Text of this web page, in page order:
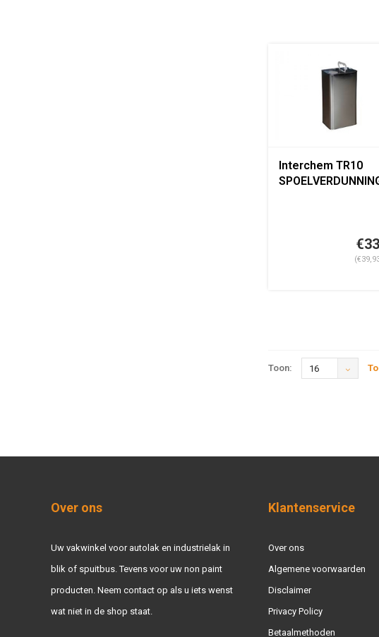
Interchem TR10
Toon: 16
Over ons
Uw vakwinkel voor autolak en industrielak in
blik of spuitbus. Tevens voor uw non paint
producten. Neem contact op als u iets wenst
wat niet in de shop staat.
Klantenservice
Over ons
Algemene voorwaarden
Disclaimer
Privacy Policy
Betaalmethoden